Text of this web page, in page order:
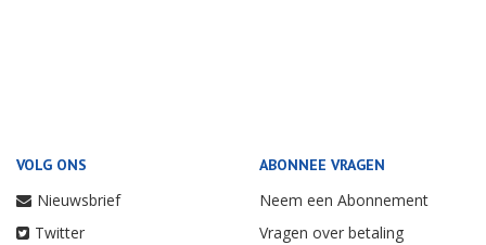
VOLG ONS
Nieuwsbrief
Twitter
ABONNEE VRAGEN
Neem een Abonnement
Vragen over betaling